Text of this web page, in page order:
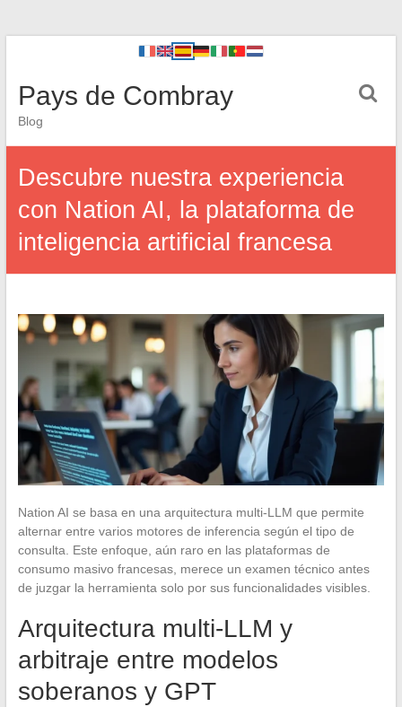
Pays de Combray
Blog
Descubre nuestra experiencia
con Nation AI, la plataforma de
inteligencia artificial francesa
Nation AI se basa en una arquitectura multi-LLM que permite
alternar entre varios motores de inferencia según el tipo de
consulta. Este enfoque, aún raro en las plataformas de
consumo masivo francesas, merece un examen técnico antes
de juzgar la herramienta solo por sus funcionalidades visibles.
Arquitectura multi-LLM y
arbitraje entre modelos
soberanos y GPT